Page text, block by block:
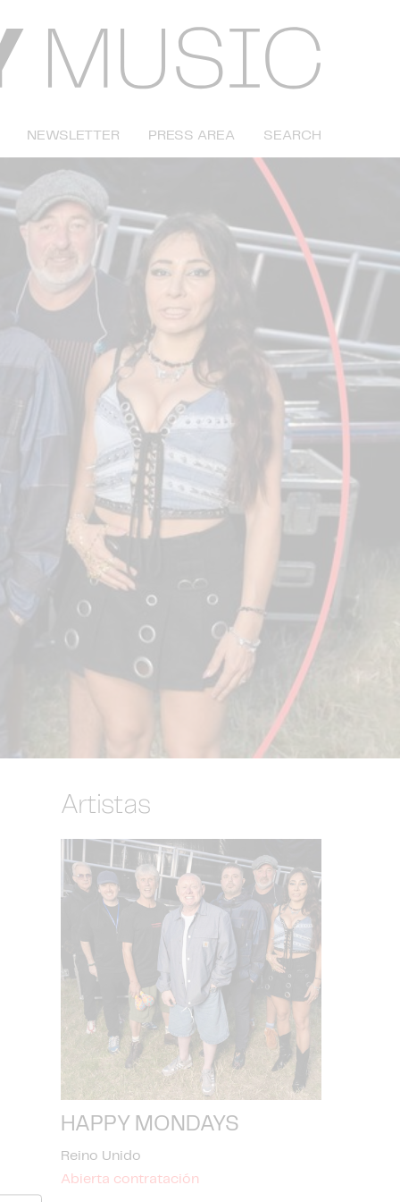
NEWSLETTER PRESS AREA SEARCH
Artistas
HAPPY MONDAYS
Reino Unido
Abierta contratación